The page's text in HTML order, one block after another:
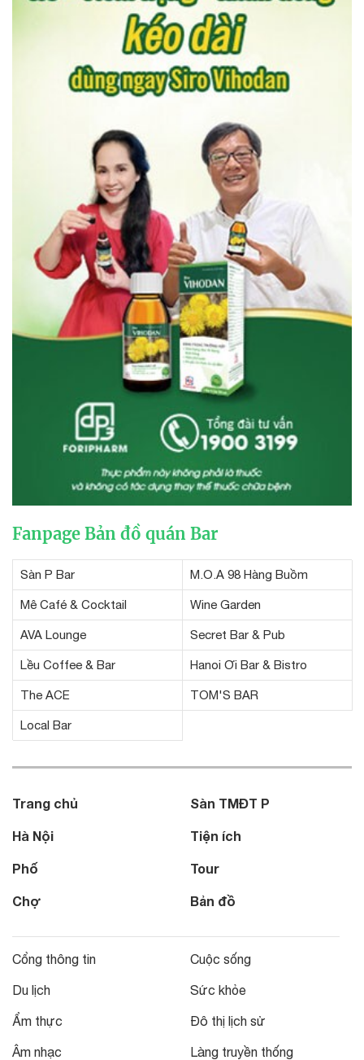
Fanpage Bản đồ quán Bar
Sàn P Bar M.O.A 98 Hàng Buồm
Mê Café & Cocktail Wine Garden
AVA Lounge Secret Bar & Pub
Lều Coffee & Bar Hanoi Ơi Bar & Bistro
The ACE TOM'S BAR
Local Bar
Trang chủ
Hà Nội
Phố
Chợ
Sàn TMĐT P
Tiện ích
Tour
Bản đồ
Cổng thông tin
Du lịch
Ẩm thực
Âm nhạc
Cuộc sống
Sức khỏe
Đô thị lịch sử
Làng truyền thống